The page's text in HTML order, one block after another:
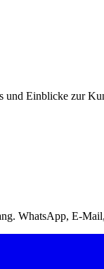
und Einblicke zur
WhatsApp, E-